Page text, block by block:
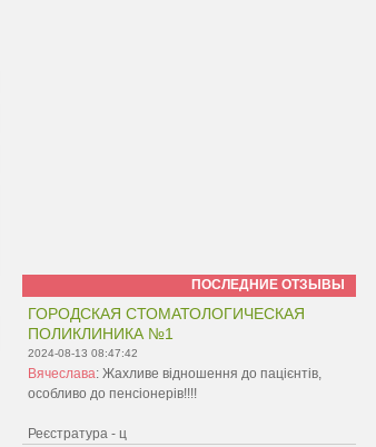
ПОСЛЕДНИЕ ОТЗЫВЫ
ГОРОДСКАЯ СТОМАТОЛОГИЧЕСКАЯ
ПОЛИКЛИНИКА №1
2024-08-13 08:47:42
Вячеслава: Жахливе відношення до пацієнтів,
особливо до пенсіонерів!!!!
Реєстратура - ц